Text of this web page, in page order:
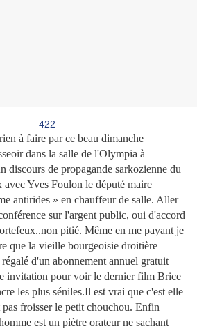
à faire par ce beau dimanche
dans la salle de l'Olympia à
discours de propagande sarkozienne du
Yves Foulon le député maire
antirides » en chauffeur de salle. Aller
sur l'argent public, oui d'accord
pitié. Même en me payant je
que la vieille bourgeoisie droitière
d'un abonnement annuel gratuit
invitation pour voir le dernier film Brice
les plus séniles.Il est vrai que c'est elle
froisser le petit chouchou. Enfin
est un piètre orateur ne sachant